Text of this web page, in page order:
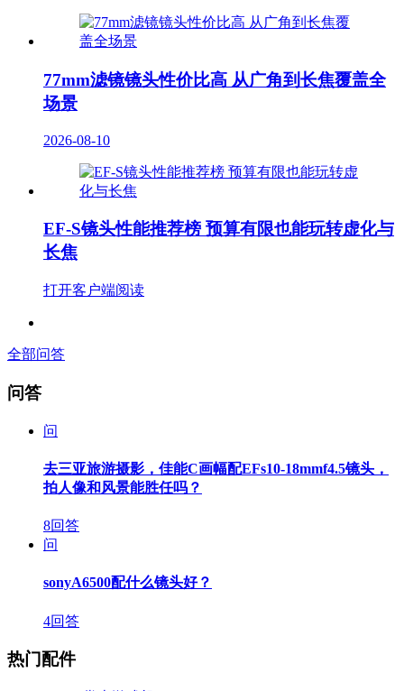
77mm滤镜镜头性价比高 从广角到长焦覆盖全
场景
2026-08-10
EF-S镜头性能推荐榜 预算有限也能玩转虚化与
长焦
打开客户端阅读
全部问答
问答
问
去三亚旅游摄影，佳能C画幅配EFs10-18mmf4.5镜头，
拍人像和风景能胜任吗？
8回答
问
sonyA6500配什么镜头好？
4回答
热门配件